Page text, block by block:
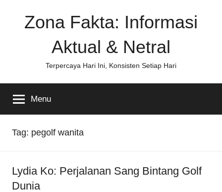
Zona Fakta: Informasi
Aktual & Netral
Terpercaya Hari Ini, Konsisten Setiap Hari
Menu
Tag: pegolf wanita
Lydia Ko: Perjalanan Sang Bintang Golf
Dunia